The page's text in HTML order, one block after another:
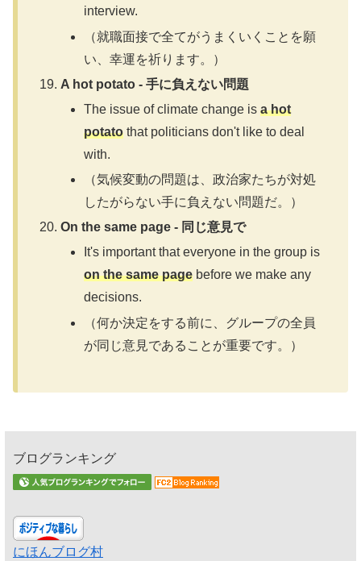
interview.
（就職面接で全てがうまくいくことを願
い、幸運を祈ります。）
A hot potato - 手に負えない問題
The issue of climate change isa hot
potato that politicians don't like to deal
with.
（気候変動の問題は、政治家たちが対処
したがらない手に負えない問題だ。）
On the same page - 同じ意見で
It's important that everyone in the group is
on the same page before we make any
decisions.
（何か決定をする前に、グループの全員
が同じ意見であることが重要です。）
ブログランキング
にほんブログ村